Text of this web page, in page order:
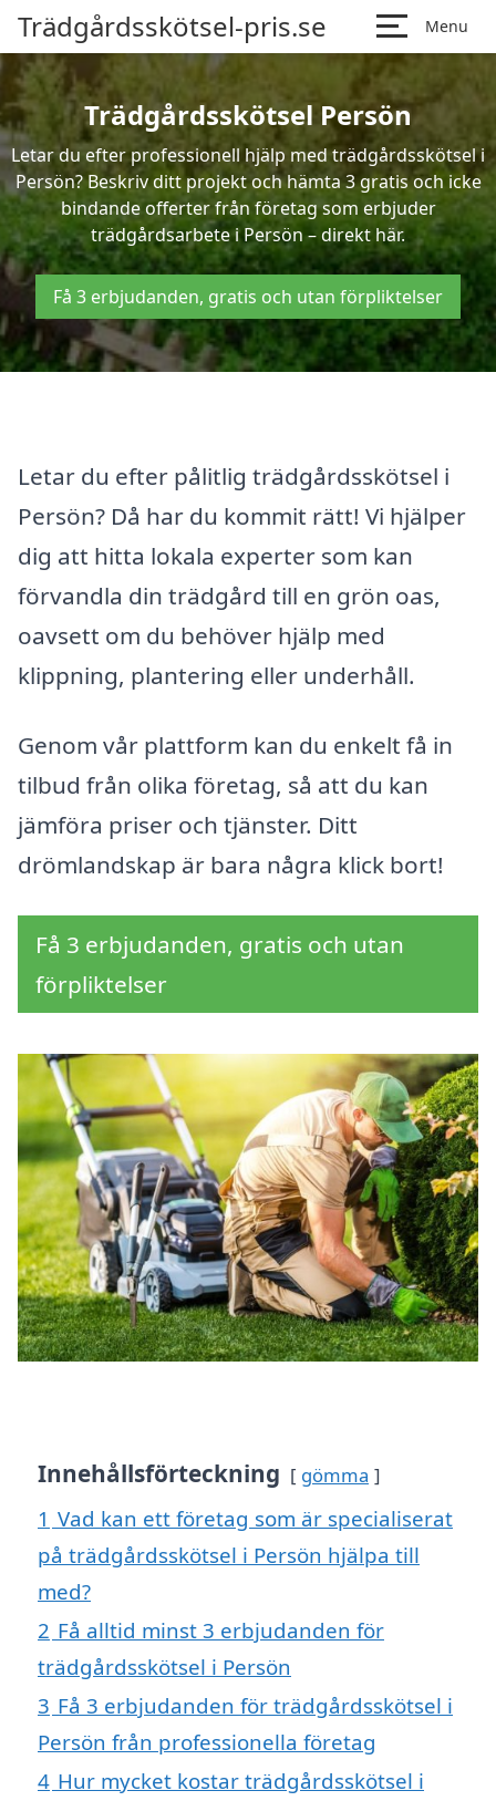
Trädgårdsskötsel-pris.se Menu
Trädgårdsskötsel Persön
Letar du efter professionell hjälp med trädgårdsskötsel i
Persön? Beskriv ditt projekt och hämta 3 gratis och icke
bindande offerter från företag som erbjuder
trädgårdsarbete i Persön – direkt här.
Få 3 erbjudanden, gratis och utan förpliktelser
Letar du efter pålitlig trädgårdsskötsel i
Persön? Då har du kommit rätt! Vi hjälper
dig att hitta lokala experter som kan
förvandla din trädgård till en grön oas,
oavsett om du behöver hjälp med
klippning, plantering eller underhåll.
Genom vår plattform kan du enkelt få in
tilbud från olika företag, så att du kan
jämföra priser och tjänster. Ditt
drömlandskap är bara några klick bort!
Få 3 erbjudanden, gratis och utan
förpliktelser
Innehållsförteckning gömma
1 Vad kan ett företag som är specialiserat
på trädgårdsskötsel i Persön hjälpa till
med?
2 Få alltid minst 3 erbjudanden för
trädgårdsskötsel i Persön
3 Få 3 erbjudanden för trädgårdsskötsel i
Persön från professionella företag
4 Hur mycket kostar trädgårdsskötsel i